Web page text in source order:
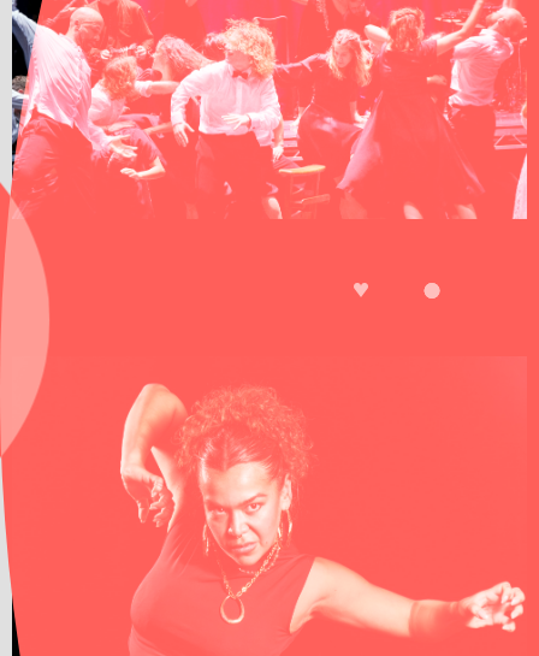
Årets åbningsforestilling byder på tryllebindende dans og musik.
SKUESPILHUSET, STORE SCENE